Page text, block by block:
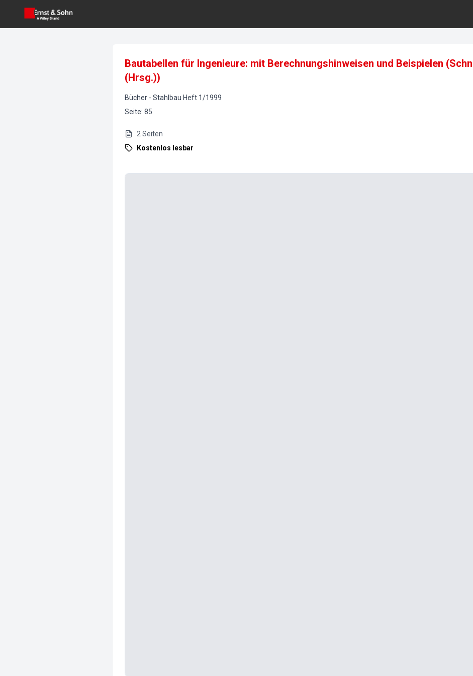
Bautabellen für Ingenieure: mit Berechnungshinweisen und Beispielen
(Hrsg.))
Bücher - Stahlbau Heft 1/1999
Seite: 85
2 Seiten
Kostenlos lesbar